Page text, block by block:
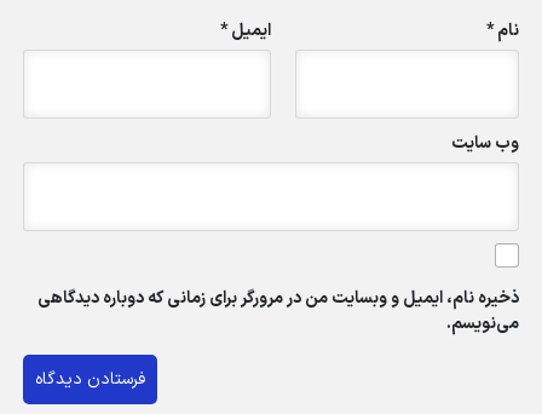
نام* ایمیل*
وب‌ سایت
ذخیره نام، ایمیل و وبسایت من در مرورگر برای زمانی که دوباره دیدگاهی
می‌نویسم.